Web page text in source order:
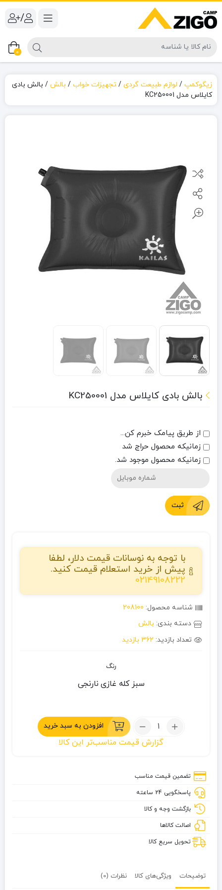
/
0
زیگوکمپ / لوازم طبیعت گردی / تجهیزات خواب / بالش / بالش بادی
کایلاس مدل KC250001
بالش بادی کایلاس مدل KC250001
از طریق پیامک خبرم کن...
زمانیکه محصول حراج شد
زمانیکه محصول موجود شد.
ثبت
با توجه به نوسانات قیمت دلار، لطفا
پیش از خرید استعلام قیمت کنید.
02149108222
شناسه محصول: 208100
دسته بندی: بالش
تعداد بازدید: 362 بازدید
رنگ
سبز کله غازی نارنجی
تعداد:
بادی
KC250001
افزودن به سبد خرید
گزارش قیمت مناسب‌تر این کالا
تضمین قیمت مناسب
پاسخگویی 24 ساعته
بازگشت وجه و کالا
اصالت کالاها
تحویل سریع کالا
توضیحات ویژگی‌های کالا نظرات (0)